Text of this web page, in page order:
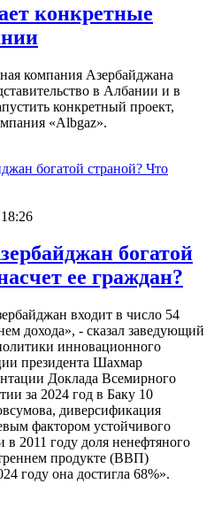
конкретные
компания Азербайджана
в Албании и в
конкретный проект,
«Albgaz».
богатой
ее граждан?
входит в число 54
дохода», - сказал заведующий
инновационного
президента Шахмар
Доклада Всемирного
за 2024 год в Баку 10
диверсификация
фактором устойчивого
в 2011 году доля ненефтяного
продукте (ВВП)
году она достигла 68%».